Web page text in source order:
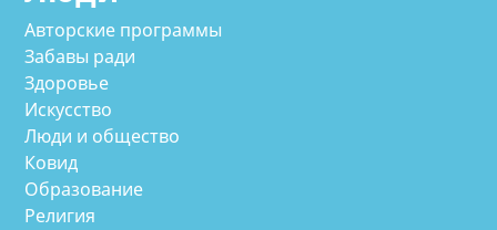
Авторские программы
Забавы ради
Здоровье
Искусство
Люди и общество
Ковид
Образование
Религия